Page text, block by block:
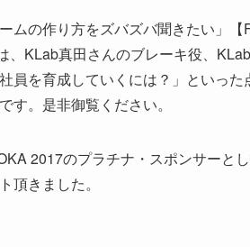
ムの作り方をズバズバ聞きたい」
、KLab真田さんのブレーキ役、
員を育成していくには？」といっ
す。是非御覧ください。
2017のプラチナ・スポンサーとし
頂きました。